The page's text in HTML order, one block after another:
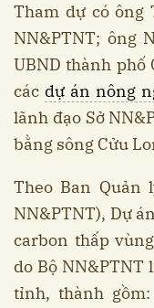
Tham dự có ông
NN&PTNT; ông
UBND thành phố
các dự án nông
lãnh đạo Sở
bằng sông Cửu
Theo Ban Quản
NN&PTNT), Dự
carbon thấp
do Bộ
tỉnh, thành